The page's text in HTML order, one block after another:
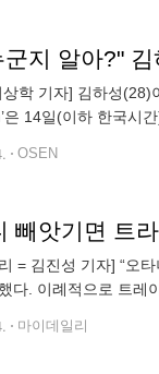
상학 기자] 김하성
은 14일(이하 한국시
OSEN
= 김진성 기자] “오
다. 이례적으로 트레
마이데일리